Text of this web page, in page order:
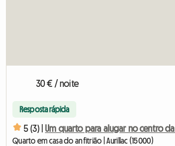
30 € / noite
Resposta rápida
5 (3) | Um quarto para alugar no centro
Quarto em casa do anfitrião | Aurillac (15000)